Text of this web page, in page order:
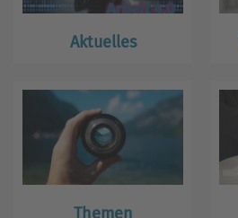
Aktuelles
Themen